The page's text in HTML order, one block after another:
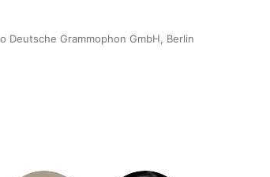
Deutsche Grammophon GmbH, Berlin